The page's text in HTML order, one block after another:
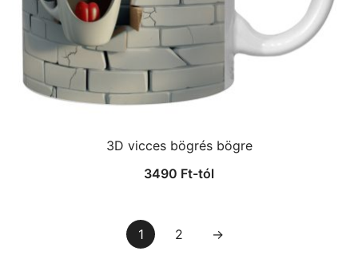
3D vicces bögrés bögre
3490 Ft-tól
1 2 →